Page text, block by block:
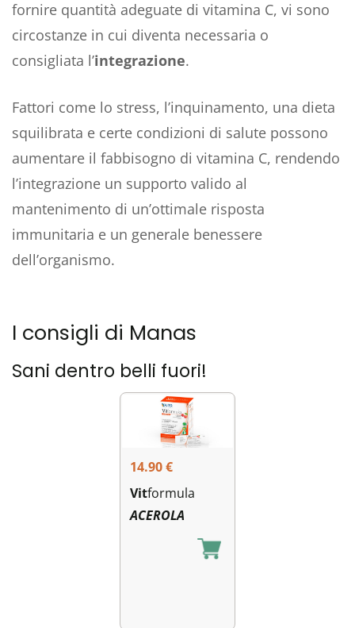
fornire quantità adeguate di vitamina C, vi sono
circostanze in cui diventa necessaria o
consigliata l’integrazione.
Fattori come lo stress, l’inquinamento, una dieta
squilibrata e certe condizioni di salute possono
aumentare il fabbisogno di vitamina C, rendendo
l’integrazione un supporto valido al
mantenimento di un’ottimale risposta
immunitaria e un generale benessere
dell’organismo.
I consigli di Manas
Sani dentro belli fuori!
14.90€
Vitformula
ACEROLA